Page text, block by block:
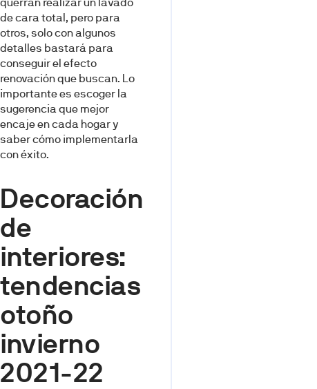
de cara total, pero para
otros, solo con algunos
detalles bastará para
conseguir el efecto
renovación que buscan. Lo
importante es escoger la
sugerencia que mejor
encaje en cada hogar y
saber cómo implementarla
con éxito.
Decoración
de
interiores:
tendencias
otoño
invierno
2021-22